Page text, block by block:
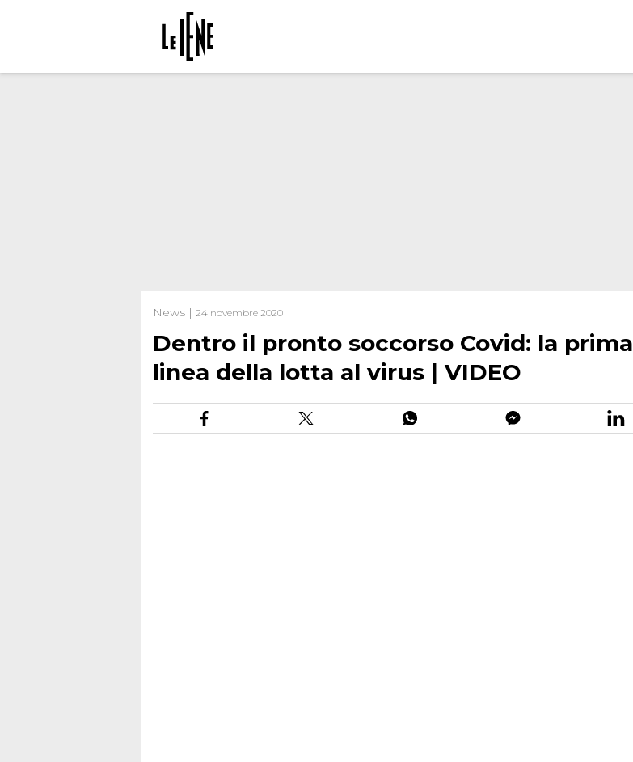
News | 24 novembre 2020
Dentro il pronto soccorso Covid: la prima
linea della lotta al virus | VIDEO